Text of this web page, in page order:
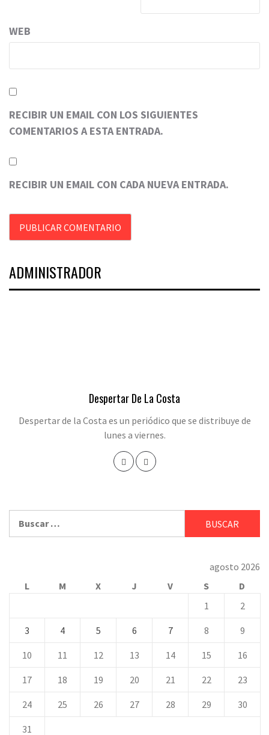
WEB
RECIBIR UN EMAIL CON LOS SIGUIENTES
COMENTARIOS A ESTA ENTRADA.
RECIBIR UN EMAIL CON CADA NUEVA ENTRADA.
ADMINISTRADOR
Despertar De La Costa
Despertar de la Costa es un periódico que se distribuye de
lunes a viernes.
agosto 2026
L
M X J V S
D
1
2
3 4 5 6 7 8 9
10 11 12 13 14 15 16
17 18 19 20 21 22 23
24 25 26 27 28 29 30
31